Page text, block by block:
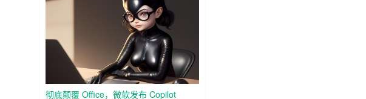
彻底颠覆 Office，微软发布 Copilot